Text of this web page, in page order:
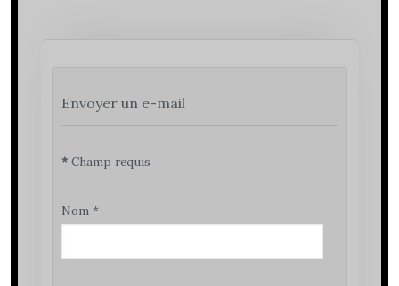
Envoyer un e-mail
* Champ requis
Nom *